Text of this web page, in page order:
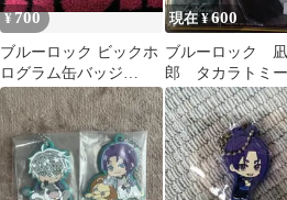
¥700
ブルーロック ビックホ
ログラム缶バッジ
Flower Crown 凪
現在 ¥600
ブルーロック
郎 タカラトミ
クリルスタンド
ギュア